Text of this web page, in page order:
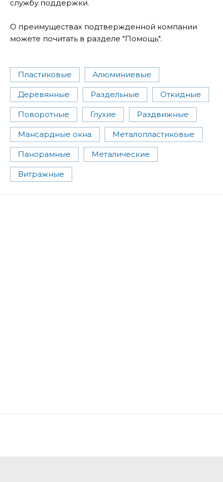
службу поддержки.
О преимуществах подтвержденной компании
можете почитать в разделе "Помощь".
Пластиковые Алюминиевые
Деревянные Раздельные Откидные
Поворотные Глухие Раздвижные
Мансардные окна Металопластиковые
Панорамные Металические
Витражные